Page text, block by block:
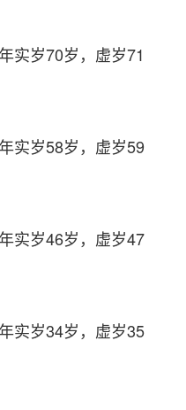
实岁70岁，虚岁71
实岁58岁，虚岁59
实岁46岁，虚岁47
实岁34岁，虚岁35